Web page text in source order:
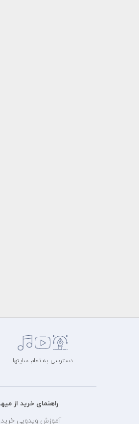
دسترسی به تمام سایتها
راهنمای خرید از
آموزش ویدویی خرید